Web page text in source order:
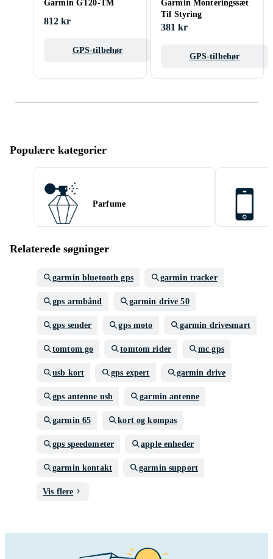
Garmin GT20-TM
812 kr
GPS-tilbehør
Garmin Monteringssæt
Til Styring
381 kr
GPS-tilbehør
Populære kategorier
Parfume
Relaterede søgninger
garmin bluetooth gps garmin tracker
gps armbånd garmin drive 50
gps sender gps moto garmin drivesmart
tomtom go tomtom rider mc gps
usb kort gps expert garmin drive
gps antenne usb garmin antenne
garmin 65 kort og kompas
gps speedometer apple enheder
garmin kontakt garmin support
Vis flere